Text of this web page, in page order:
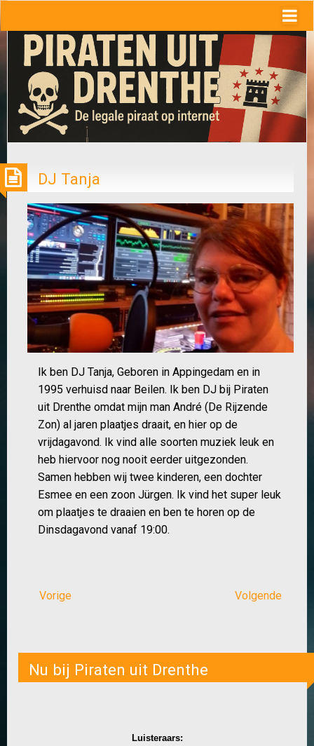
DJ Tanja
Ik ben DJ Tanja, Geboren in Appingedam en in
1995 verhuisd naar Beilen. Ik ben DJ bij Piraten
uit Drenthe omdat mijn man André (De Rijzende
Zon) al jaren plaatjes draait, en hier op de
vrijdagavond. Ik vind alle soorten muziek leuk en
heb hiervoor nog nooit eerder uitgezonden.
Samen hebben wij twee kinderen, een dochter
Esmee en een zoon Jürgen. Ik vind het super leuk
om plaatjes te draaien en ben te horen op de
Dinsdagavond vanaf 19:00.
Vorige Volgende
Nu bij Piraten uit Drenthe